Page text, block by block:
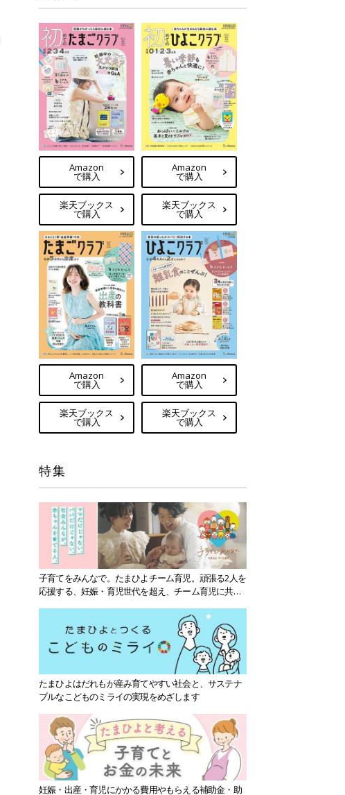
Amazon
で購入
楽天ブックス
で購入
Amazon
で購入
楽天ブックス
で購入
Amazon
で購入
楽天ブックス
で購入
Amazon
で購入
楽天ブックス
で購入
特集
子育てをみんなで。たまひよチーム育児。頑張る2人を
応援する、妊娠・育児世代を超え、チーム育児に共感
たまひよはだれもが産み育てやすい社会と、サステナ
ブルなこどものミライの実現をめざします
妊娠・出産・育児にかかる費用やもらえる補助金・助